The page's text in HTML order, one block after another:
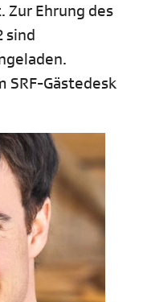
Zur Ehrung des
sind
SRF-Gästedesk